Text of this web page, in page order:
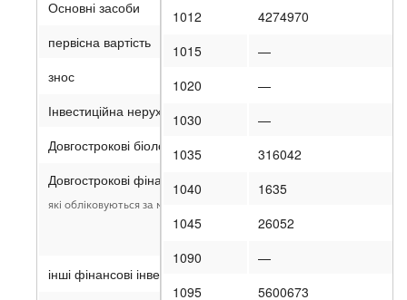
1012
4274970
1015
—
1020
—
1030
—
1035
316042
1040
1635
1045
26052
1090
—
1095
5600673
Основні засоби
первісна вартість
знос
Інвестиційна нерухомість
Довгострокові біологічні активи
Довгострокові фінансові інвестиції:
які обліковуються за методом участі в капіталі інших підприємств
інші фінансові інвестиції